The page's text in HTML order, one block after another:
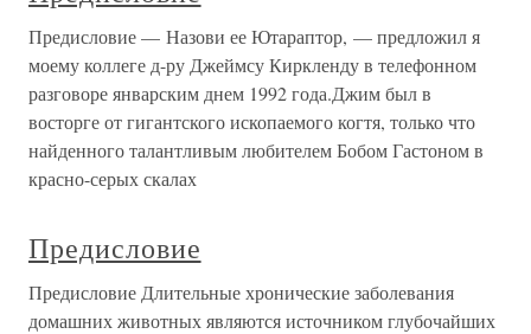
Предисловие — Назови ее Ютараптор, — предложил я
моему коллеге д-ру Джеймсу Киркленду в телефонном
разговоре январским днем 1992 года.Джим был в
восторге от гигантского ископаемого когтя, только что
найденного талантливым любителем Бобом Гастоном в
красно-серых скалах
Предисловие
Предисловие Длительные хронические заболевания
домашних животных являются источником глубочайших